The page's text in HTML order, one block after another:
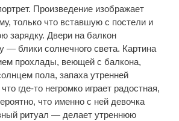
Произведение изображает
только что вставшую с постели и
зарядку. Двери на балкон
— блики солнечного света. Картина
прохлады, веющей с балкона,
пола, запаха утренней
где-то негромко играет радостная,
что именно с ней девочка
ритуал — делает утреннюю